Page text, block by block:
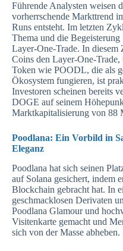
Führende Analysten weisen
vorherrschende Markttrend
Runs entsteht. Im letzten
Thema und die
Layer-One-Trade. In diesem
Coins den Layer-One-
Token wie POODL, die als
Ökosystem fungieren, ist
Investoren scheinen bereits
DOGE auf seinem
Marktkapitalisierung von 88
Poodlana: Ein Vorbild in
Eleganz
Poodlana hat sich seinen
auf Solana gesichert, indem
Blockchain gebracht hat. In
geschmacklosen Derivaten
Poodlana Glamour und
Visitenkarte gemacht und
sich von der Masse abheben.